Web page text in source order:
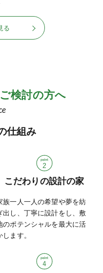
る
検討の方へ
仕組み
こだわりの設計の家
族一人一人の希望や夢を紡
出し、丁寧に設計をし、敷
のポテンシャルを最大に活
します。